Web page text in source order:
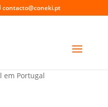
contacto@coneki.pt
em Loures
em Portugal